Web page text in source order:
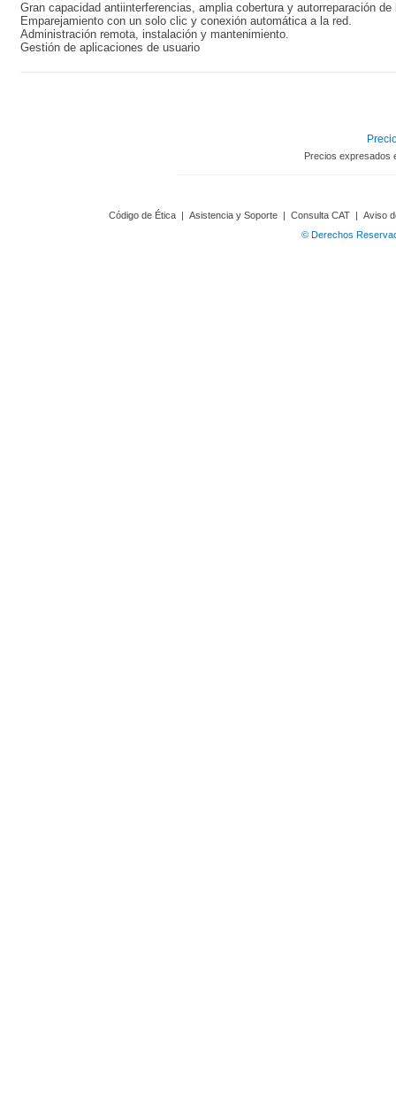
Gran capacidad antiinterferencias, amplia cobertura y autorreparación de
Emparejamiento con un solo clic y conexión automática a la red.
Administración remota, instalación y mantenimiento.
Gestión de aplicaciones de usuario
Precios expresados
Código de Ética | Asistencia y Soporte | Consulta CAT | Aviso
© Derechos